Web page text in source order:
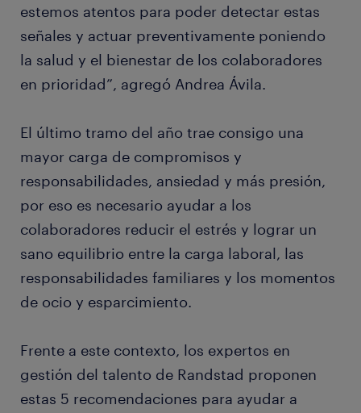
estemos atentos para poder detectar estas
señales y actuar preventivamente poniendo
la salud y el bienestar de los colaboradores
en prioridad”, agregó Andrea Ávila.
El último tramo del año trae consigo una
mayor carga de compromisos y
responsabilidades, ansiedad y más presión,
por eso es necesario ayudar a los
colaboradores reducir el estrés y lograr un
sano equilibrio entre la carga laboral, las
responsabilidades familiares y los momentos
de ocio y esparcimiento.
Frente a este contexto, los expertos en
gestión del talento de Randstad proponen
estas 5 recomendaciones para ayudar a